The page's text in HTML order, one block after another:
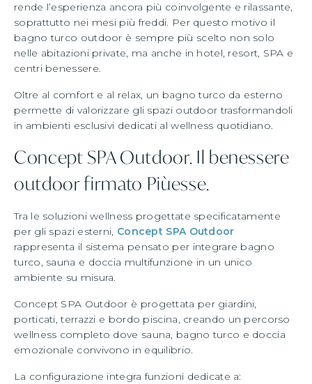
rende l’esperienza ancora più coinvolgente e rilassante,
soprattutto nei mesi più freddi. Per questo motivo il
bagno turco outdoor è sempre più scelto non solo
nelle abitazioni private, ma anche in hotel, resort, SPA e
centri benessere.
Oltre al comfort e al relax, un bagno turco da esterno
permette di valorizzare gli spazi outdoor trasformandoli
in ambienti esclusivi dedicati al wellness quotidiano.
Concept SPA Outdoor. Il benessere
outdoor firmato Piùesse.
Tra le soluzioni wellness progettate specificatamente
per gli spazi esterni, Concept SPA Outdoor
rappresenta il sistema pensato per integrare bagno
turco, sauna e doccia multifunzione in un unico
ambiente su misura.
Concept SPA Outdoor è progettata per giardini,
porticati, terrazzi e bordo piscina, creando un percorso
wellness completo dove sauna, bagno turco e doccia
emozionale convivono in equilibrio.
La configurazione integra funzioni dedicate a: